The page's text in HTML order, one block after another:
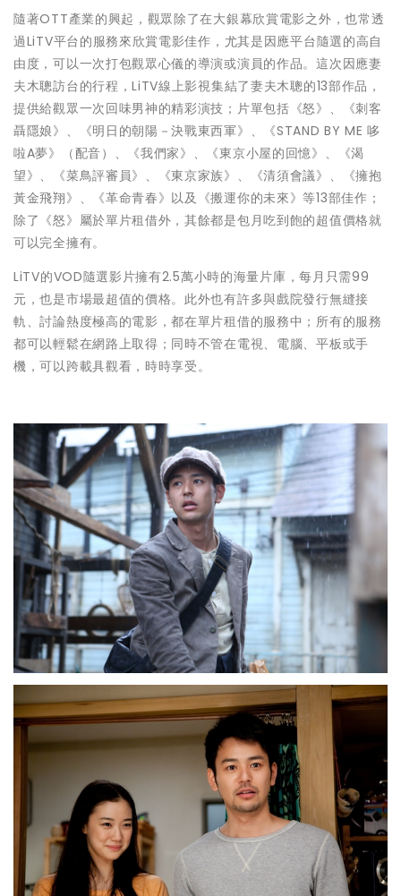
隨著OTT產業的興起，觀眾除了在大銀幕欣賞電影之外，也常透
過LiTV平台的服務來欣賞電影佳作，尤其是因應平台隨選的高自
由度，可以一次打包觀眾心儀的導演或演員的作品。這次因應妻
夫木聰訪台的行程，LiTV線上影視集結了妻夫木聰的13部作品，
提供給觀眾一次回味男神的精彩演技；片單包括《怒》、《刺客
聶隱娘》、《明日的朝陽－決戰東西軍》、《STAND BY ME 哆
啦A夢》（配音）、《我們家》、《東京小屋的回憶》、《渴
望》、《菜鳥評審員》、《東京家族》、《清須會議》、《擁抱
黃金飛翔》、《革命青春》以及《搬運你的未來》等13部佳作；
除了《怒》屬於單片租借外，其餘都是包月吃到飽的超值價格就
可以完全擁有。
LiTV的VOD隨選影片擁有2.5萬小時的海量片庫，每月只需99
元，也是市場最超值的價格。此外也有許多與戲院發行無縫接
軌、討論熱度極高的電影，都在單片租借的服務中；所有的服務
都可以輕鬆在網路上取得；同時不管在電視、電腦、平板或手
機，可以跨載具觀看，時時享受。